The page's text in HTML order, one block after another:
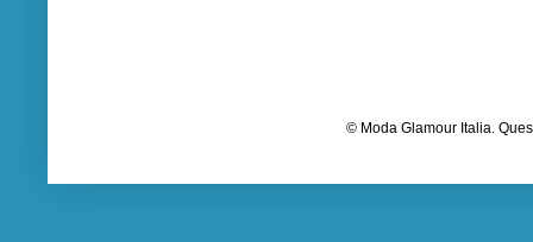
© Moda Glamour Italia.